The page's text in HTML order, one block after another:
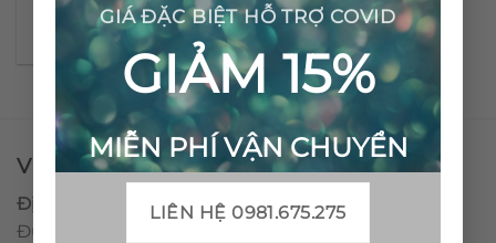
GIÁ ĐẶC BIỆT HỖ TRỢ COVID
GIẢM 15%
MIỄN PHÍ VẬN CHUYỂN
LIÊN HỆ 0981.675.275
Gạch bông cổ điển CTS
54.1
VPĐD - CTY TNHH GẠCH BÔNG VIỆT NAM
Địa chỉ:
CCN Quán Lát, Xã Đức Chánh, Huyện Mộ
Đức, Tỉnh Quảng Ngãi